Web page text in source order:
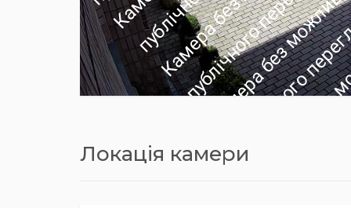
Локація камери